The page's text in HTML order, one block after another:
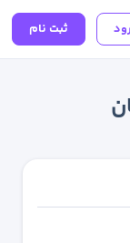
ثبت نام